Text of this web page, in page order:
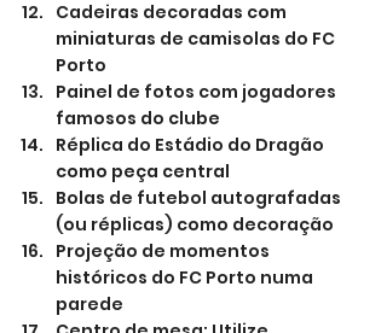
Cadeiras decoradas com
miniaturas de camisolas do FC
Porto
Painel de fotos com jogadores
famosos do clube
Réplica do Estádio do Dragão
como peça central
Bolas de futebol autografadas
(ou réplicas) como decoração
Projeção de momentos
históricos do FC Porto numa
parede